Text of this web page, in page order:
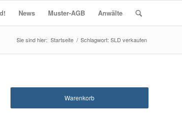
News Muster-AGB Anwälte
Startseite / Schlagwort: SLD verkaufen
Warenkorb